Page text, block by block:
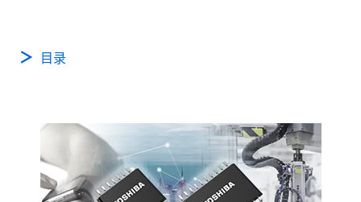
目录